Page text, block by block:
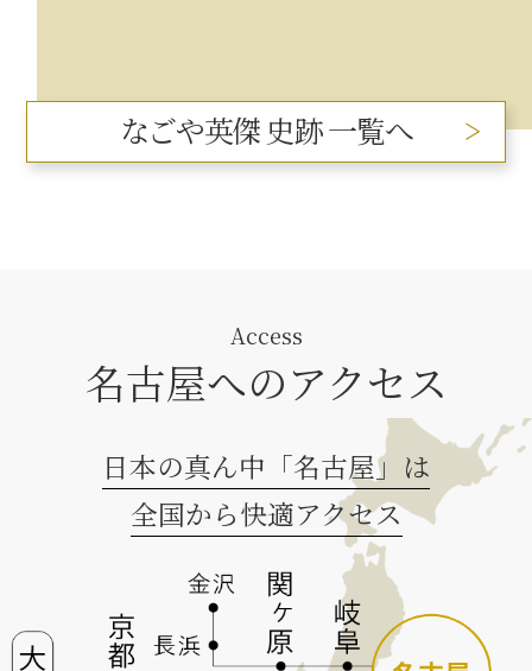
なごや英傑 史跡 一覧へ
Access
名古屋へのアクセス
日本の真ん中「名古屋」は
全国から快適アクセス